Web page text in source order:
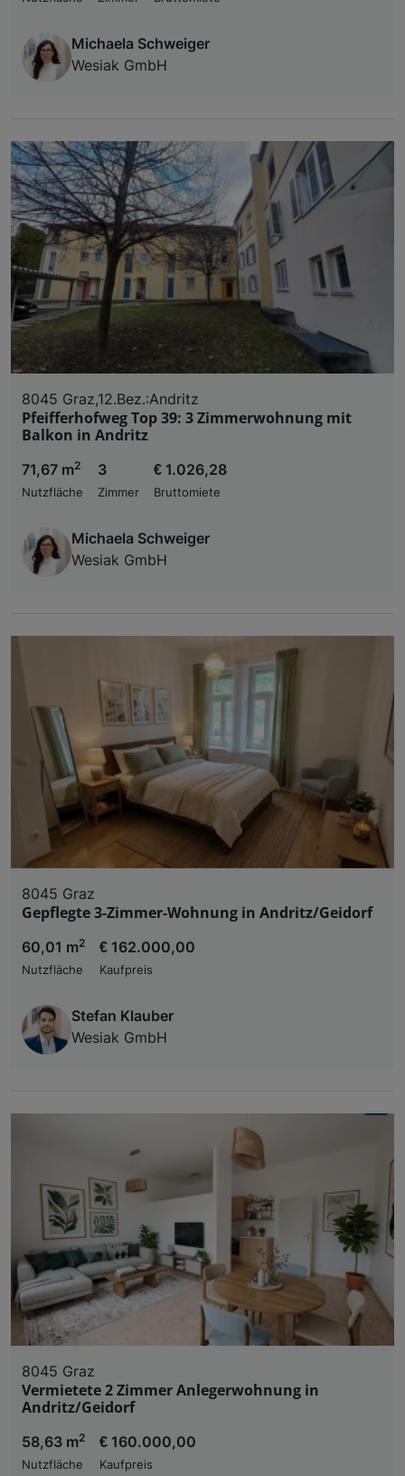
Michaela Schweiger
Wesiak GmbH
8045 Graz,12.Bez.:Andritz
Pfeifferhofweg Top 39: 3 Zimmerwohnung mit
Balkon in Andritz
71,67 m2
Nutzfläche
3
Zimmer
€ 1.026,28
Bruttomiete
Michaela Schweiger
Wesiak GmbH
8045 Graz
Gepflegte 3-Zimmer-Wohnung in Andritz/Geidorf
60,01 m2
Nutzfläche
€ 162.000,00
Kaufpreis
Stefan Klauber
Wesiak GmbH
8045 Graz
Vermietete 2 Zimmer Anlegerwohnung in
Andritz/Geidorf
58,63 m2
Nutzfläche
€ 160.000,00
Kaufpreis